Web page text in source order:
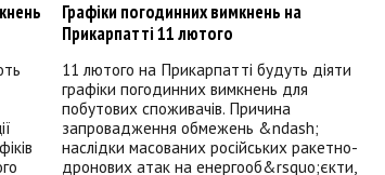
Графіки погодинних вимкнень на
Прикарпатті 11 лютого
11 лютого на Прикарпатті будуть діяти
графіки погодинних вимкнень для
побутових споживачів. Причина
запровадження обмежень &ndash;
наслідки масованих російських ракетно-
дронових атак на енергооб&rsquo;єкти,